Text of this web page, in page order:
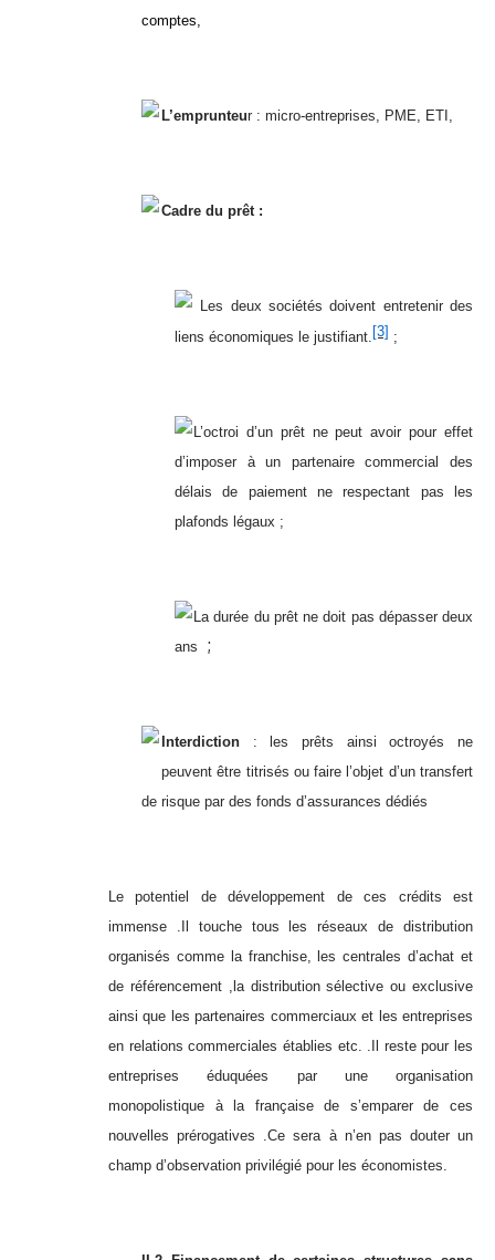
comptes,
L’emprunteur : micro-entreprises, PME, ETI,
Cadre du prêt :
Les deux sociétés doivent entretenir des
liens économiques le justifiant.[3] ;
L’octroi d’un prêt ne peut avoir pour effet
d’imposer à un partenaire commercial des
délais de paiement ne respectant pas les
plafonds légaux ;
La durée du prêt ne doit pas dépasser deux
ans
;
Interdiction : les prêts ainsi octroyés ne
peuvent être titrisés ou faire l’objet d’un transfert
de risque par des fonds d’assurances dédiés
Le potentiel de développement de ces crédits est
immense .Il touche tous les réseaux de distribution
organisés comme la franchise, les centrales d’achat et
de référencement ,la distribution sélective ou exclusive
ainsi que les partenaires commerciaux et les entreprises
en relations commerciales établies etc. .Il reste pour les
entreprises éduquées par une organisation
monopolistique à la française de s’emparer de ces
nouvelles prérogatives .Ce sera à n’en pas douter un
champ d’observation privilégié pour les économistes.